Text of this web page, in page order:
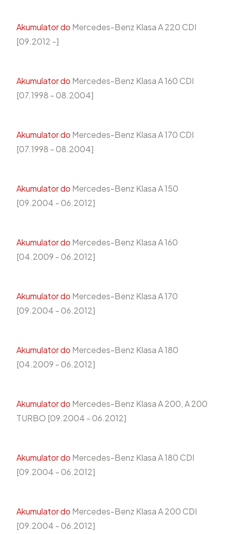
Akumulator do Mercedes-Benz Klasa A 220 CDI
[09.2012 -]
Akumulator do Mercedes-Benz Klasa A 160 CDI
[07.1998 - 08.2004]
Akumulator do Mercedes-Benz Klasa A 170 CDI
[07.1998 - 08.2004]
Akumulator do Mercedes-Benz Klasa A 150
[09.2004 - 06.2012]
Akumulator do Mercedes-Benz Klasa A 160
[04.2009 - 06.2012]
Akumulator do Mercedes-Benz Klasa A 170
[09.2004 - 06.2012]
Akumulator do Mercedes-Benz Klasa A 180
[04.2009 - 06.2012]
Akumulator do Mercedes-Benz Klasa A 200, A 200
TURBO [09.2004 - 06.2012]
Akumulator do Mercedes-Benz Klasa A 180 CDI
[09.2004 - 06.2012]
Akumulator do Mercedes-Benz Klasa A 200 CDI
[09.2004 - 06.2012]